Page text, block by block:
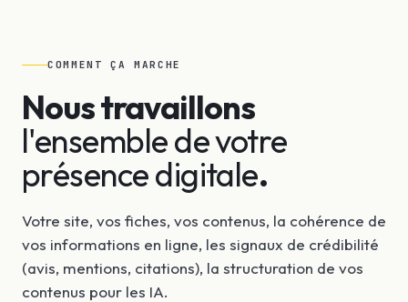
COMMENT ÇA MARCHE
Nous travaillons
l'ensemble de votre
présence digitale.
Votre site, vos fiches, vos contenus, la cohérence de
vos informations en ligne, les signaux de crédibilité
(avis, mentions, citations), la structuration de vos
contenus pour les IA.